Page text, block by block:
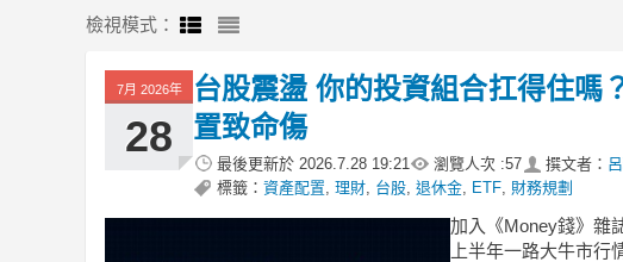
檢視模式：
7月 2026年
28
台股震盪 你的投資組合扛得住嗎
置致命傷
最後更新於 2026.7.28 19:21 瀏覽人次 :57 撰文者：
標籤： 資產配置 理財 台股 退休金 ETF 財務規劃
加入《Money錢》雜
上半年一路大牛市